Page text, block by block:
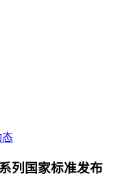
态
列国家标准发布